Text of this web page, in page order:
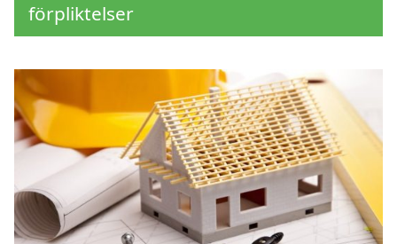
förpliktelser